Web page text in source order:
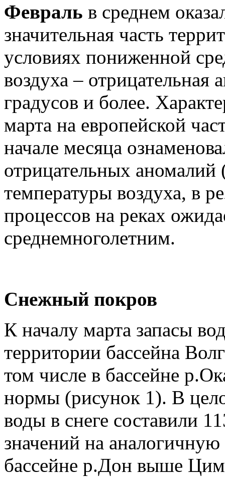
Февраль в среднем
значительная часть
условиях пониженной
воздуха – отрицательная
градусов и более.
марта на европейской
начале месяца
отрицательных
температуры воздуха, в
процессов на реках
среднемноголетним.
Снежный покров
К началу марта запасы
территории бассейна
том числе в бассейне
нормы (рисунок 1). В
воды в снеге составили
значений на
бассейне р.Дон выше